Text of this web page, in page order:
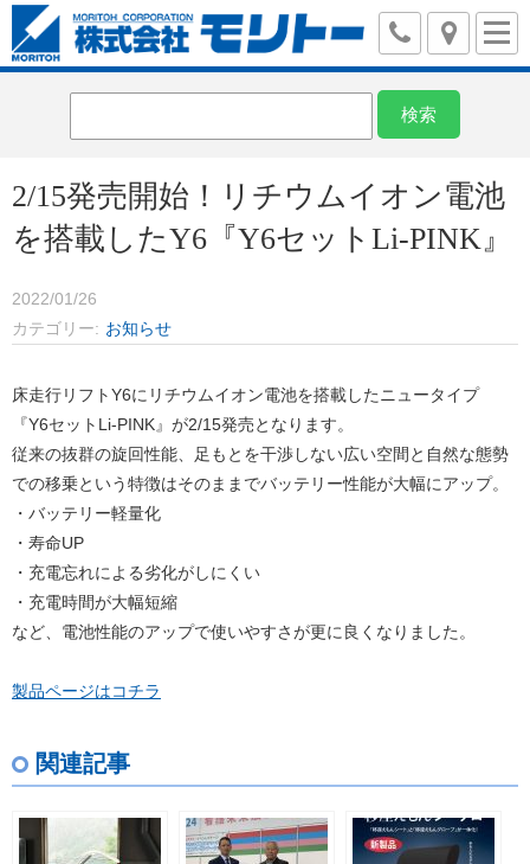
2/15発売開始！リチウムイオン電池
を搭載したY6『Y6セットLi-PINK』
2022/01/26
カテゴリー
お知らせ
床走行リフトY6にリチウムイオン電池を搭載したニュータイプ
『Y6セットLi-PINK』が2/15発売となります。
従来の抜群の旋回性能、足もとを干渉しない広い空間と自然な態勢
での移乗という特徴はそのままでバッテリー性能が大幅にアップ。
・バッテリー軽量化
・寿命UP
・充電忘れによる劣化がしにくい
・充電時間が大幅短縮
など、電池性能のアップで使いやすさが更に良くなりました。
製品ページはコチラ
関連記事